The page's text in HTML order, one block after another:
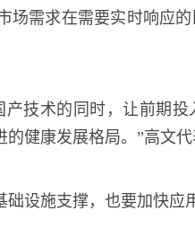
场需求在需要实时响应
技术的同时，让前期
健康发展格局。”高文代
设施支撑，也要加快应